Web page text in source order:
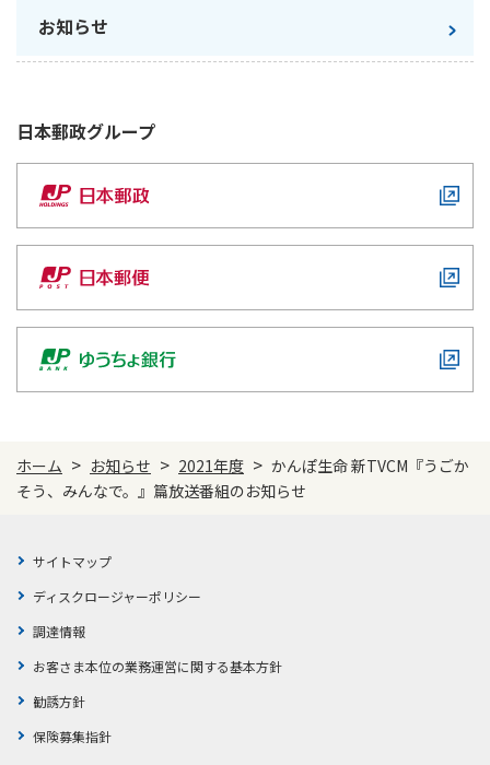
ご契約のしおり・約款（Web約款）
お問い合わせ
お問い合わせ
ラジオ体操ポータルサイト
お客さまの声／お客さまサービス向上の取組み
かんぽジャンクション
お知らせ
日本郵政グループ
ホーム > お知らせ > 2021年度 > かんぽ生命 新TVCM『うごか
そう、みんなで。』篇放送番組のお知らせ
サイトマップ
ディスクロージャーポリシー
調達情報
お客さま本位の業務運営に関する基本方針
勧誘方針
保険募集指針